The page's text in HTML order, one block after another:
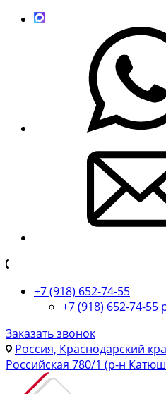
+7 (918) 652-74-55
+7 (918) 652-74-55
Заказать звонок
Россия, Краснодарский
Российская 780/1 (р-н